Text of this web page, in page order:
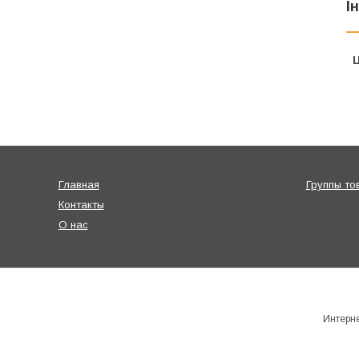
Главная
Контакты
О нас
Группы